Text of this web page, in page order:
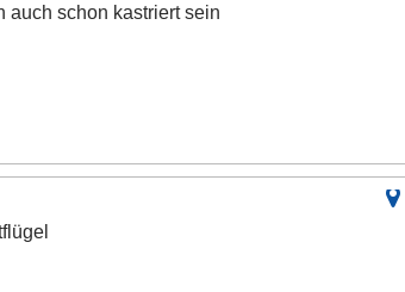
auch schon kastriert sein